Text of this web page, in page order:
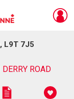
L9T 7J5
ROAD